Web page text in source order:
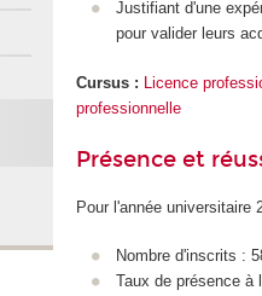
Justifiant d'une
pour valider leurs
Cursus :
Licence
professionnelle
Présence et
Pour l'année universitaire
Nombre d'inscrits :
Taux de présence à